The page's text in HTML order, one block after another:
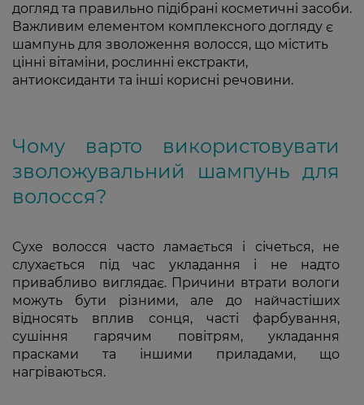
догляд та правильно підібрані косметичні засоби.
Важливим елементом комплексного догляду є
шампунь для зволоження волосся, що містить
цінні вітаміни, рослинні екстракти,
антиоксиданти та інші корисні речовини.
Чому варто використовувати
зволожувальний шампунь для
волосся?
Сухе волосся часто ламається і січеться, не
слухається під час укладання і не надто
привабливо виглядає. Причини втрати вологи
можуть бути різними, але до найчастіших
відносять вплив сонця, часті фарбування,
сушіння гарячим повітрям, укладання
прасками та іншими приладами, що
нагріваються.